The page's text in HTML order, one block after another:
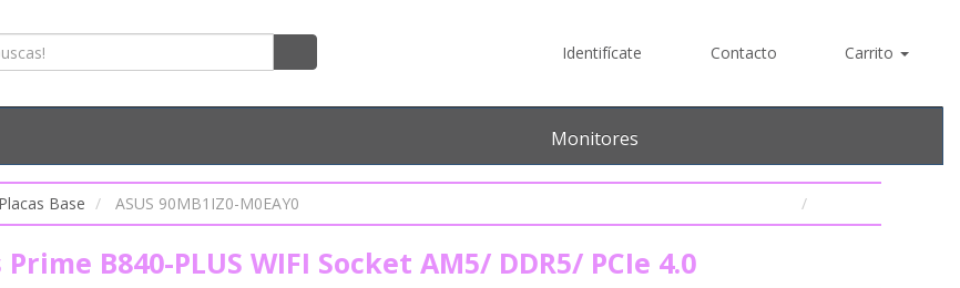
Identifícate Contacto Carrito
Monitores
Placas Base ASUS 90MB1IZ0-M0EAY0
B840-PLUS WIFI Socket AM5/ DDR5/ PCIe 4.0